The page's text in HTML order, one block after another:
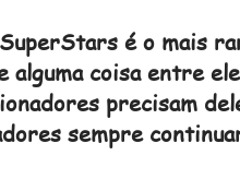
é o mais
coisa entre
precisam
sempre